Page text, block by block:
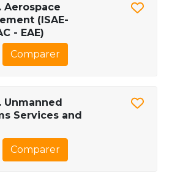
Aerospace
(ISAE-
- EAE)
Comparer
Unmanned
Services and
Comparer